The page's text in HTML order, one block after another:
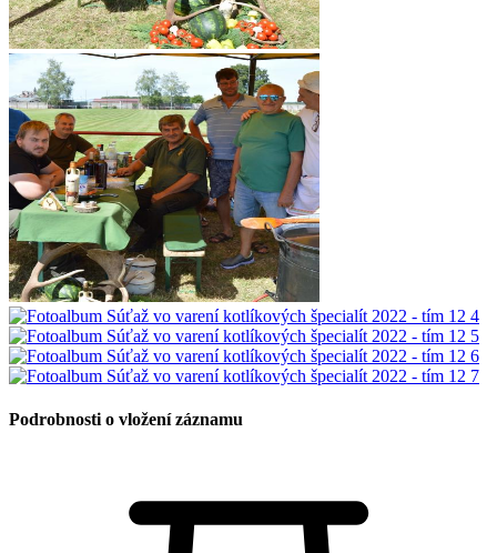
Podrobnosti o vložení záznamu